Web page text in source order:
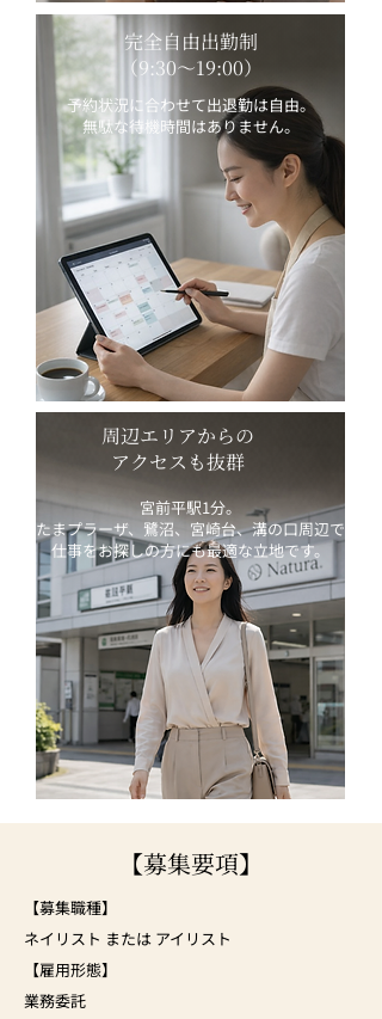
予約状況に合わせて出退勤は自由。
無駄な待機時間はありません。
完全自由出勤制
（9:30〜19:00）
周辺エリアからの
アクセスも抜群
宮前平駅1分。
たまプラーザ、鷺沼、宮崎台、溝の口周辺で
仕事をお探しの方にも最適な立地です。
【募集要項】
【募集職種】
ネイリスト または アイリスト
【雇用形態】
業務委託